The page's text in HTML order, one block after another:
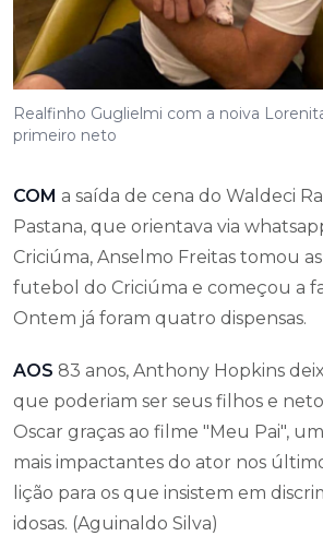
Realfinho Guglielmi com a noiva
primeiro neto
COM a saída de cena do Waldeci
Pastana, que orientava via
Criciúma, Anselmo Freitas tomou
futebol do Criciúma e começou a
Ontem já foram quatro dispensas.
AOS 83 anos, Anthony Hopkins
que poderiam ser seus filhos e
Oscar graças ao filme "Meu Pai",
mais impactantes do ator nos
lição para os que insistem em
idosas. (Aguinaldo Silva)